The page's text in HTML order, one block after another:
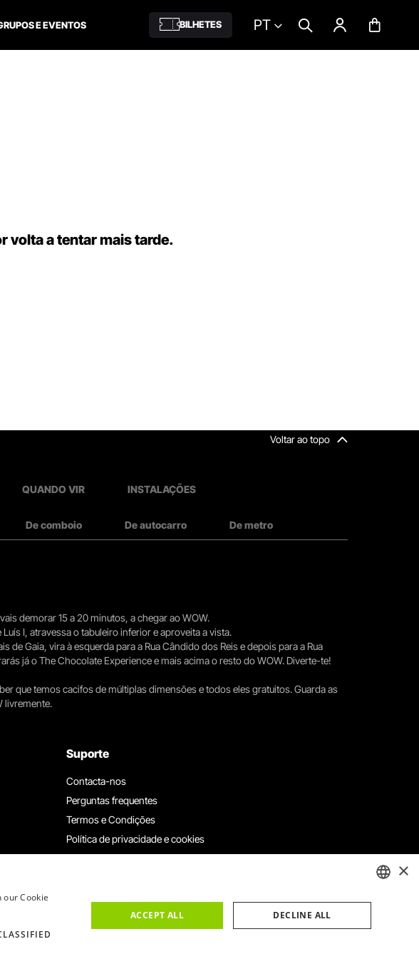
E EVENTOS BILHETES PT
volta a tentar mais tarde.
Voltar ao topo
QUANDO VIR INSTALAÇÕES
De comboio De autocarro De metro
demorar 15 a 20 minutos, a chegar ao WOW.
I, atravessa o tabuleiro inferior e aproveita a vista.
de Gaia, vira à esquerda para a Rua Cândido dos Reis e depois para a Rua
já o The Chocolate Experience e mais acima o resto do WOW. Diverte-te!
que temos cacifos de múltiplas dimensões e todos eles gratuitos. Guarda as
livremente.
Suporte
Contacta-nos
Perguntas frequentes
Termos e Condições
Política de privacidade e cookies
Trabalha connosco
×
Cookie
ACCEPT ALL DECLINE ALL